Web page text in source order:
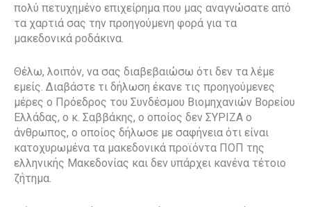
πολύ πετυχημένο επιχείρημα που μας αναγνώσατε από
τα χαρτιά σας την προηγούμενη φορά για τα
μακεδονικά ροδάκινα.
Θέλω, λοιπόν, να σας διαβεβαιώσω ότι δεν τα λέμε
εμείς. Διαβάστε τι δήλωση έκανε τις προηγούμενες
μέρες ο Πρόεδρος του Συνδέσμου Βιομηχανιών Βορείου
Ελλάδας, ο κ. Σαββάκης, ο οποίος δεν ΣΥΡΙΖΑ ο
άνθρωπος, ο οποίος δήλωσε με σαφήνεια ότι είναι
κατοχυρωμένα τα μακεδονικά προϊόντα ΠΟΠ της
ελληνικής Μακεδονίας και δεν υπάρχει κανένα τέτοιο
ζήτημα.